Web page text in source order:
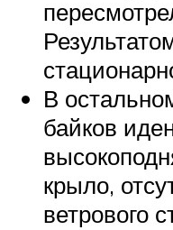
В
байков
крыло,
ветрового